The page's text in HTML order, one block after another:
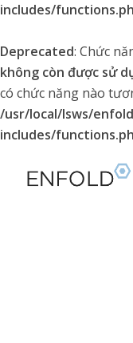
includes/
Deprecated: Chức
không còn được sử
có chức năng nào
/usr/local/lsws/
includes/